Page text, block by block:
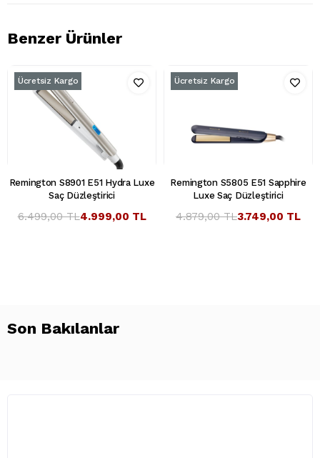
Benzer Ürünler
Remington S8901 E51 Hydra Luxe
Saç Düzleştirici
4.999,00 TL
6.499,00 TL
Ücretsiz Kargo
Remington S5805 E51 Sapphire
Luxe Saç Düzleştirici
3.749,00 TL
4.879,00 TL
Ücretsiz Kargo
Son Bakılanlar